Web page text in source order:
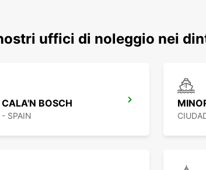
uffici di noleggio nei
BOSCH
SPAIN